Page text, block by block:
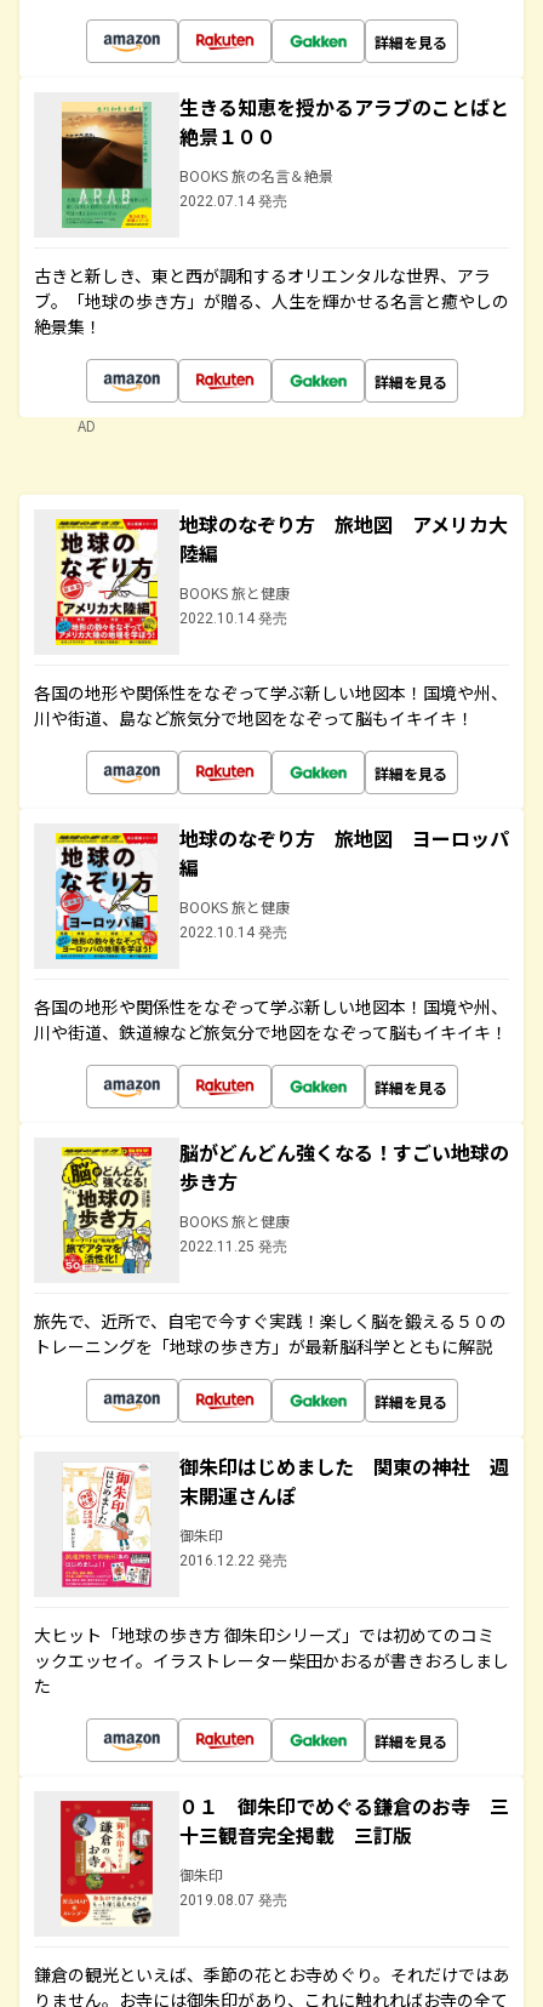
詳細を見る
生きる知恵を授かるアラブのことばと
絶景１００
BOOKS 旅の名言＆絶景
2022.07.14 発売
古きと新しき、東と西が調和するオリエンタルな世界、アラ
ブ。「地球の歩き方」が贈る、人生を輝かせる名言と癒やしの
絶景集！
詳細を見る
AD
地球のなぞり方 旅地図 アメリカ大
陸編
BOOKS 旅と健康
2022.10.14 発売
各国の地形や関係性をなぞって学ぶ新しい地図本！国境や州、
川や街道、島など旅気分で地図をなぞって脳もイキイキ！
詳細を見る
地球のなぞり方 旅地図 ヨーロッパ
編
BOOKS 旅と健康
2022.10.14 発売
各国の地形や関係性をなぞって学ぶ新しい地図本！国境や州、
川や街道、鉄道線など旅気分で地図をなぞって脳もイキイキ！
詳細を見る
脳がどんどん強くなる！すごい地球の
歩き方
BOOKS 旅と健康
2022.11.25 発売
旅先で、近所で、自宅で今すぐ実践！楽しく脳を鍛える５０の
トレーニングを「地球の歩き方」が最新脳科学とともに解説
詳細を見る
御朱印はじめました 関東の神社 週
末開運さんぽ
御朱印
2016.12.22 発売
大ヒット「地球の歩き方 御朱印シリーズ」では初めてのコミ
ックエッセイ。イラストレーター柴田かおるが書きおろしまし
た
詳細を見る
０１ 御朱印でめぐる鎌倉のお寺 三
十三観音完全掲載 三訂版
御朱印
2019.08.07 発売
鎌倉の観光といえば、季節の花とお寺めぐり。それだけではあ
りません。お寺には御朱印があり、これに触れればお寺の全て